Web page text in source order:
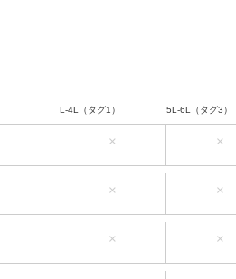
L-4L（タグ1）
×
5L-6L（タグ3）
×
× ×
× ×